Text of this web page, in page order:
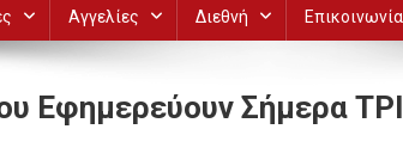
Αγγελίες Διεθνή Επικοινωνία
Εφημερεύουν Σήμερα